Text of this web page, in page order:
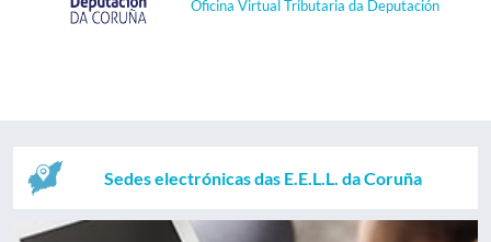
Oficina Virtual Tributaria da Deputación
Sedes electrónicas das E.E.L.L. da Coruña